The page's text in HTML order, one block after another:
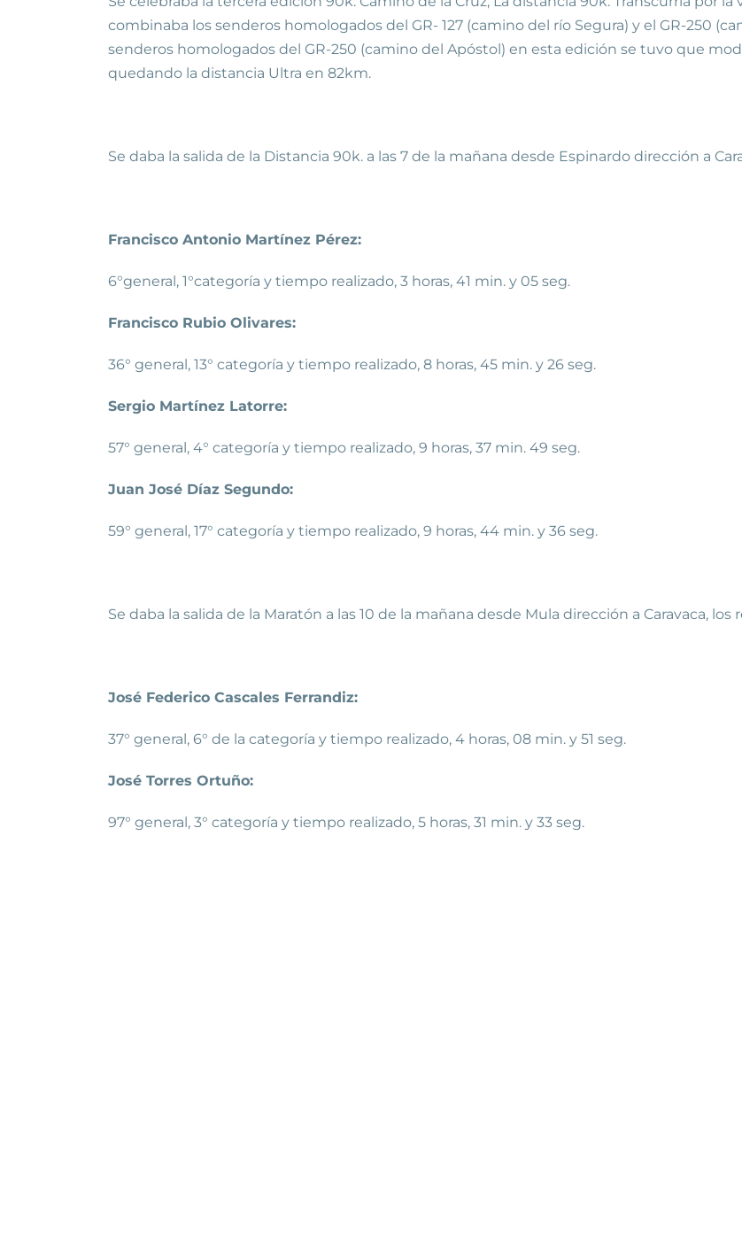
combinaba los senderos homologados del GR- 127 (camino del río Segura) y el GR-250
senderos homologados del GR-250 (camino del Apóstol) en esta edición se tuvo que
quedando la distancia Ultra en 82km.
Se daba la salida de la Distancia 90k. a las 7 de la mañana desde Espinardo dirección a
Francisco Antonio Martínez Pérez:
6°general, 1°categoría y tiempo realizado, 3 horas, 41 min. y 05 seg.
Francisco Rubio Olivares:
36° general, 13° categoría y tiempo realizado, 8 horas, 45 min. y 26 seg.
Sergio Martínez Latorre:
57° general, 4° categoría y tiempo realizado, 9 horas, 37 min. 49 seg.
Juan José Díaz Segundo:
59° general, 17° categoría y tiempo realizado, 9 horas, 44 min. y 36 seg.
Se daba la salida de la Maratón a las 10 de la mañana desde Mula dirección a Caravaca,
José Federico Cascales Ferrandiz:
37° general, 6° de la categoría y tiempo realizado, 4 horas, 08 min. y 51 seg.
José Torres Ortuño:
97° general, 3° categoría y tiempo realizado, 5 horas, 31 min. y 33 seg.